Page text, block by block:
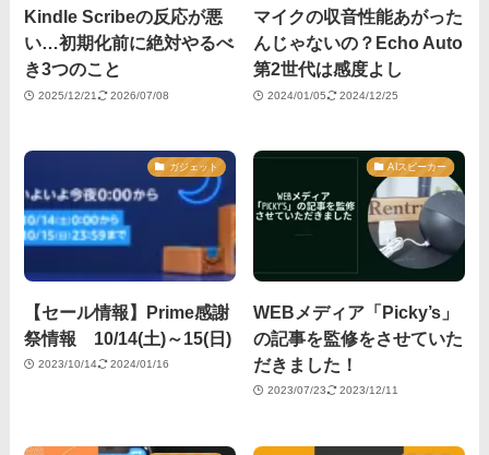
Kindle Scribeの反応が悪
い…初期化前に絶対やるべ
き3つのこと
2025/12/21 2026/07/08
マイクの収音性能あがった
んじゃないの？Echo Auto
第2世代は感度よし
2024/01/05 2024/12/25
ガジェット
【セール情報】Prime感謝
祭情報 10/14(土)～15(日)
2023/10/14 2024/01/16
AIスピーカー
WEBメディア「Picky’s」
の記事を監修をさせていた
だきました！
2023/07/23 2023/12/11